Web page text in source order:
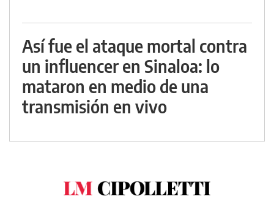
Así fue el ataque mortal contra
un influencer en Sinaloa: lo
mataron en medio de una
transmisión en vivo